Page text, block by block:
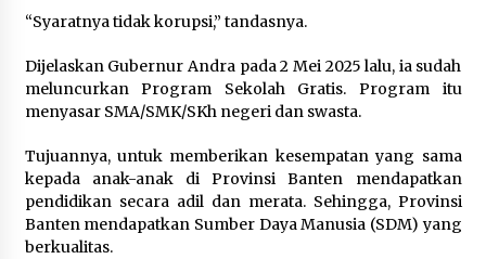
5 Agustus 2026
“Syaratnya tidak korupsi,” tandasnya.
Dijelaskan Gubernur Andra pada 2 Mei 2025 lalu, ia sudah
meluncurkan Program Sekolah Gratis. Program itu
menyasar SMA/SMK/SKh negeri dan swasta.
Tujuannya, untuk memberikan kesempatan yang sama
kepada anak-anak di Provinsi Banten mendapatkan
pendidikan secara adil dan merata. Sehingga, Provinsi
Banten mendapatkan Sumber Daya Manusia (SDM) yang
berkualitas.